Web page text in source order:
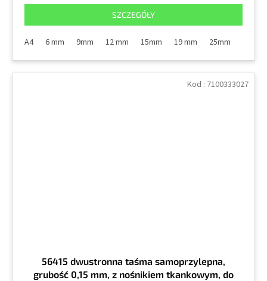
SZCZEGÓŁY
A4 6 mm 9mm 12 mm 15mm 19 mm 25mm
56415 dwustronna taśma samoprzylepna,
grubość 0,15 mm, z nośnikiem tkankowym, do
Kod : 7100333027